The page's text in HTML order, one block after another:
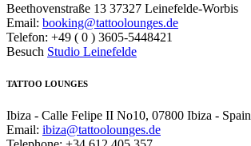
Beethovenstraße 13 37327 Leinefelde-Worbis
Email: booking@tattoolounges.de
Telefon: +49 ( 0 ) 3605-5448421
Besuch Studio Leinefelde
TATTOO LOUNGES
Ibiza - Calle Felipe II No10, 07800 Ibiza - Spain
Email: ibiza@tattoolounges.de